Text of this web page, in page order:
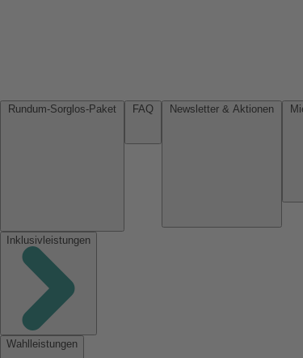
Inklusivleistungen
Wahlleistungen